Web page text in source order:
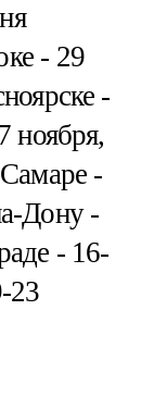
- 29
-
ноября,
-
Дону -
- 16-
23